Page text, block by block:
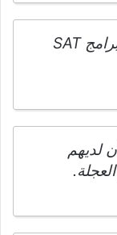
كانت Wheel of Fortune أحد أهم برامج SAT
لديهم